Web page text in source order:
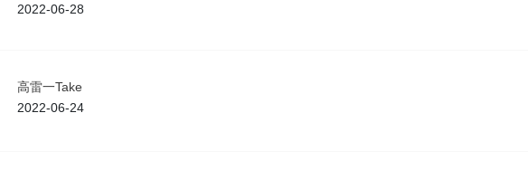
2022-06-28
高雷一Take
2022-06-24